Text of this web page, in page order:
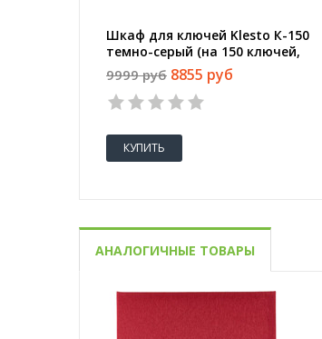
Шкаф для ключей Klesto К-150
темно-серый (на 150 ключей,
металл)
9999 руб 8855 руб
КУПИТЬ
АНАЛОГИЧНЫЕ ТОВАРЫ